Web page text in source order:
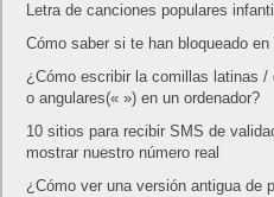
Letra de canciones populares
Cómo saber si te han bloqueado
¿Cómo escribir la comillas latinas /
o angulares(« ») en un ordenador?
10 sitios para recibir SMS de
mostrar nuestro número real
¿Cómo ver una versión antigua de